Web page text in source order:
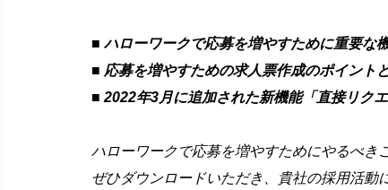
■ ハローワークで応募を増やすために重要な
■ 応募を増やすための求人票作成のポイント
■ 2022年3月に追加された新機能「直接リク
ハローワークで応募を増やすためにやるべき
ぜひダウンロードいただき、貴社の採用活動